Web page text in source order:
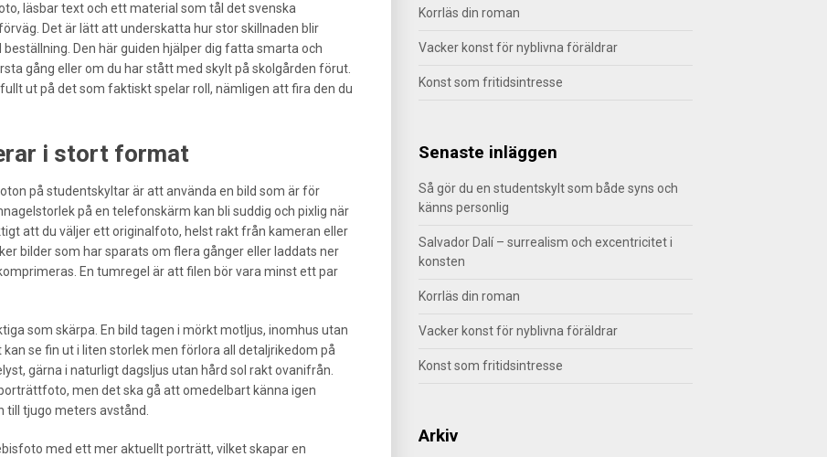
läsbar text och ett material som tål det svenska
Det är lätt att underskatta hur stor skillnaden blir
Den här guiden hjälper dig fatta smarta och
gång eller om du har stått med skylt på skolgården förut.
ut på det som faktiskt spelar roll, nämligen att fira den du
i stort format
på studentskyltar är att använda en bild som är för
på en telefonskärm kan bli suddig och pixlig när
att du väljer ett originalfoto, helst rakt från kameran eller
bilder som har sparats om flera gånger eller laddats ner
En tumregel är att filen bör vara minst ett par
som skärpa. En bild tagen i mörkt motljus, inomhus utan
se fin ut i liten storlek men förlora all detaljrikedom på
gärna i naturligt dagsljus utan hård sol rakt ovanifrån.
men det ska gå att omedelbart känna igen
tjugo meters avstånd.
med ett mer aktuellt porträtt, vilket skapar en
Korrläs din roman
Vacker konst för nyblivna föräldrar
Konst som fritidsintresse
Senaste inläggen
Så gör du en studentskylt som både syns och
känns personlig
Salvador Dalí – surrealism och excentricitet i
konsten
Korrläs din roman
Vacker konst för nyblivna föräldrar
Konst som fritidsintresse
Arkiv